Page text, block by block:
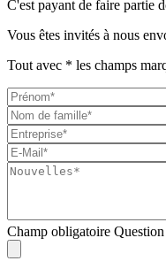
C'est payant de faire partie
Vous êtes invités à nous
Tout avec * les champs
Champ obligatoire